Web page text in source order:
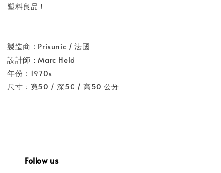
塑料良品！
製造商：Prisunic / 法國
設計師：Marc Held
年份：1970s
尺寸：寬50 / 深50 / 高50 公分
Follow us